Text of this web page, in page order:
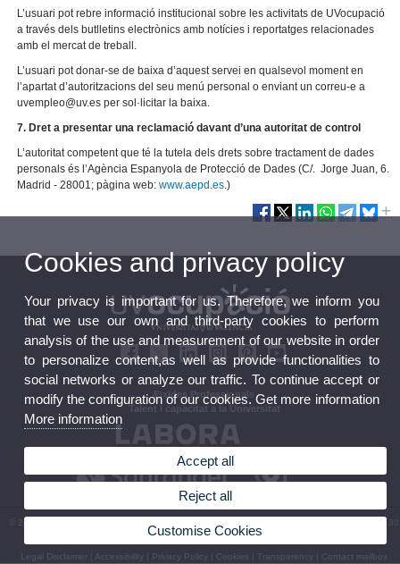
L’usuari pot rebre informació institucional sobre les activitats de UVocupació
a través dels butlletins electrònics amb notícies i reportatges relacionades
amb el mercat de treball.
L’usuari pot donar-se de baixa d’aquest servei en qualsevol moment en
l’apartat d’autoritzacions del seu menú personal o enviant un correu-e a
uvempleo@uv.es per sol·licitar la baixa.
7. Dret a presentar una reclamació davant d’una autoritat de control
L’autoritat competent que té la tutela dels drets sobre tractament de dades
personals és l’Agència Espanyola de Protecció de Dades (C/. Jorge Juan, 6.
Madrid - 28001; pàgina web:www.aepd.es.)
Eixides Professionals
Talent i capacitat a la Universitat
00 | uvempleo@uv.es
Legal Disclaimer Accessibility Privacy Policy Cookies Transparency Contact mailbox
Cookies and privacy policy
Your privacy is important for us. Therefore, we inform you
that we use our own and third-party cookies to perform
analysis of the use and measurement of our website in order
to personalize content,as well as provide functionalities to
social networks or analyze our traffic. To continue accept or
modify the configuration of our cookies. Get more information
More information
Accept all
Reject all
Customise Cookies